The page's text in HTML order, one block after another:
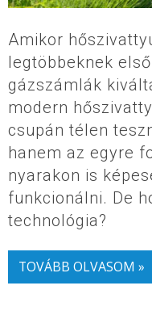
Amikor
legtöbbeknek
gázszámlák
modern
csupán télen
hanem az egyre
nyarakon is
funkcionálni. De
technológia?
TOVÁBB OLVASOM »